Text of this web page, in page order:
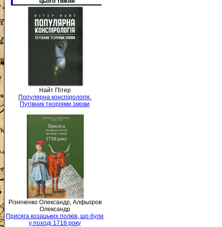
Найт Пітер
Популярна конспірологія.
Путівник теоріями змови
Різніченко Олександр, Алфьоров
Олександр
Присяга козацьких полків, що були
у поході 1718 року